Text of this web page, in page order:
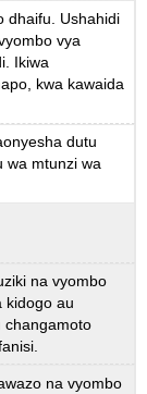
dhaifu. Ushahidi
vya
Ikiwa
kwa kawaida
dutu
wa mtunzi wa
na vyombo
kidogo au
changamoto
na vyombo